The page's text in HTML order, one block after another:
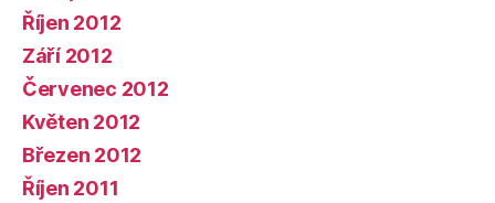
Říjen 2012
Září 2012
Červenec 2012
Květen 2012
Březen 2012
Říjen 2011